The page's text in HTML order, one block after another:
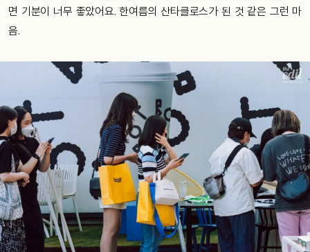
면 기분이 너무 좋았어요. 한여름의 산타클로스가 된 것 같은 그런 마
음.